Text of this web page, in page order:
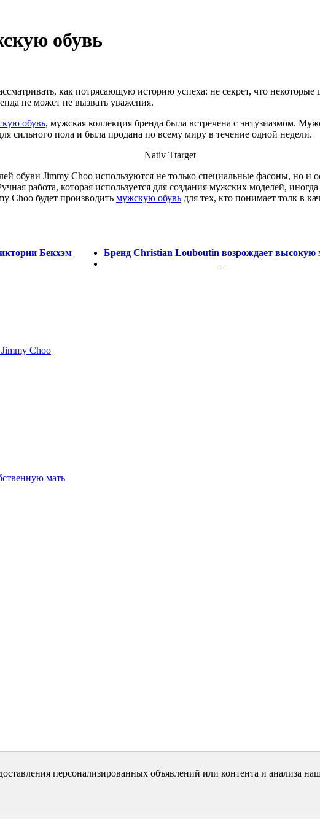
обувь
как потрясающую историю успеха: не секрет, что
не может не вызвать уважения.
обувь, мужская коллекция бренда была встречена с энтузиазмом.
сильного пола и была продана по всему миру в течение одной недели.
Nativ Ttarget
обуви Jimmy Choo используются не только специальные фасоны, но и
работа, которая используется для создания мужских моделей,
Choo будет производить мужскую обувь для тех, кто понимает толк в
Бекхэм Бренд Christian Louboutin возрождает высокую
Choo
мать
персонализированных объявлений или контента и анализа